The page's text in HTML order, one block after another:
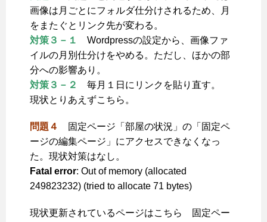
画像は月ごとにフォルダ仕分けされるため、月
をまたぐとリンク先が変わる。
対策３－１
Wordpressの設定から、画像ファ
イルの月別仕分けをやめる。ただし、ほかの部
分への影響あり。
対策３－２
毎月１日にリンクを貼り直す。
現状とりあえずこちら。
問題４
固定ページ「部屋の状況」の「固定ペ
ージの編集ページ」にアクセスできなくなっ
た。現状対策はなし。
Fatal error: Out of memory (allocated
249823232) (tried to allocate 71 bytes)
現状更新されているページはこちら 固定ペー